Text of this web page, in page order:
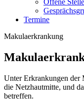
Termine
Makulaerkrankung
Unter Erkrankungen der
die Netzhautmitte, und
betreffen.